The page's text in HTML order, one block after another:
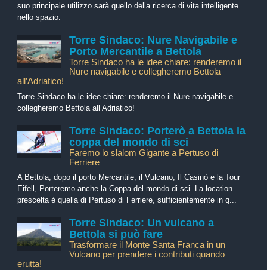
suo principale utilizzo sarà quello della ricerca di vita intelligente
nello spazio.
Torre Sindaco: Nure Navigabile e
Porto Mercantile a Bettola
Torre Sindaco ha le idee chiare: renderemo il
Nure navigabile e collegheremo Bettola
all’Adriatico!
Torre Sindaco ha le idee chiare: renderemo il Nure navigabile e
collegheremo Bettola all’Adriatico!
Torre Sindaco: Porterò a Bettola la
coppa del mondo di sci
Faremo lo slalom Gigante a Pertuso di
Ferriere
A Bettola, dopo il porto Mercantile, il Vulcano, Il Casinò e la Tour
Eifell, Porteremo anche la Coppa del mondo di sci. La location
prescelta è quella di Pertuso di Ferriere, sufficientemente in q...
Torre Sindaco: Un vulcano a
Bettola si può fare
Trasformare il Monte Santa Franca in un
Vulcano per prendere i contributi quando
erutta!